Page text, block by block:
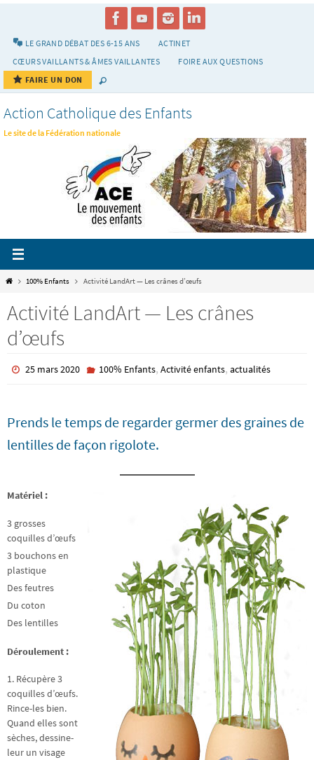
LE GRAND DÉBAT DES 6-15 ANS
ACTINET
CŒURS VAILLANTS & ÂMES VAILLANTES
FOIRE AUX QUESTIONS
FAIRE UN DON
Action Catholique des Enfants
Le site de la Fédération nationale
Home100% Enfants Activité LandArt — Les crânes d’œufs
Activité LandArt — Les crânes
d’œufs
25 mars 2020 100% Enfants, Activité enfants, actualités
Prends le temps de regarder germer des graines de
lentilles de façon rigolote.
Matériel :
3 grosses
coquilles d’œufs
3 bouchons en
plastique
Des feutres
Du coton
Des lentilles
Déroulement :
1. Récupère 3
coquilles d’œufs.
Rince-les bien.
Quand elles sont
sèches, dessine-
leur un visage